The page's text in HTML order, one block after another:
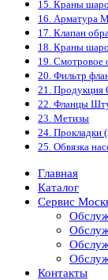
15. Краны
16.
17. Клапан
18. Краны
19. Смотровое
20. Фильтр
21.
22. Фланцы
23. Метизы
24. Прокладки
25. Обвязка
Главная
Каталог
Сервис
Контакты